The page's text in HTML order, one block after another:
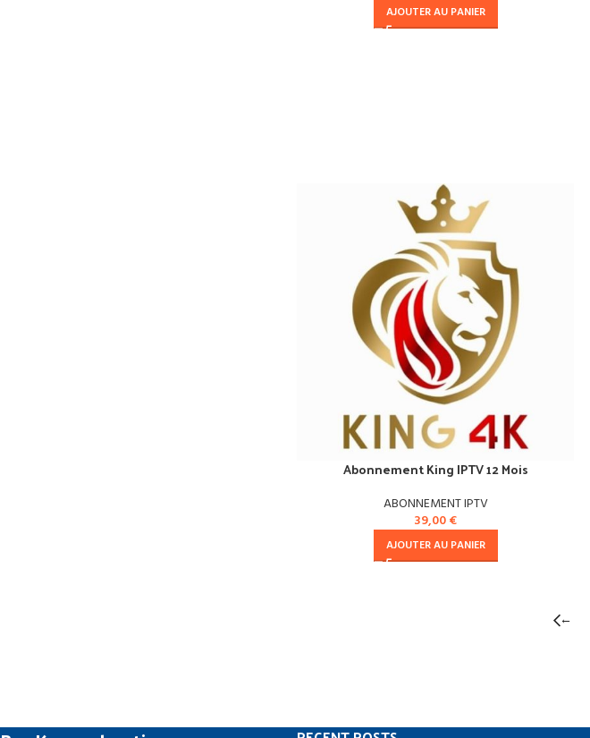
AJOUTER AU PANIER
Abonnement King IPTV 12 Mois
ABONNEMENT IPTV
39,00€
AJOUTER AU PANIER
←